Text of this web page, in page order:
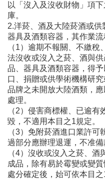
以「沒入及沒收財物」項
庫。
2.洋菸、酒及大陸菸酒或供
器具及酒類容器，其作業流
（1）逾期不報關、不繳
法沒收或沒入之菸、酒與
品、器具及酒類容器，得
口、捐贈或供學術機構研
品牌之未開放大陸酒類，
處理。
（2）侵害商標權、已逾
毀，不適用本目之1規定。
（3）免附菸酒進口業許
過部分應辦理退運，不准備
（4）沒收或沒入之菸、
成品，除有易於霉變或變
處分確定後，始可依本目